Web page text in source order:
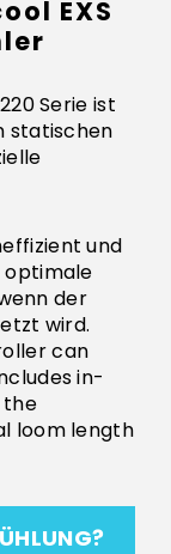
EXS
Serie ist
statischen
und
optimale
der
wird.
can
in-
the
loom length